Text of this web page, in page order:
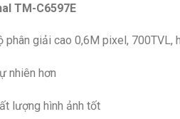
TM-C6597E
giải cao 0,6M pixel, 700TVL,
nhiên hơn
lượng hình ảnh tốt